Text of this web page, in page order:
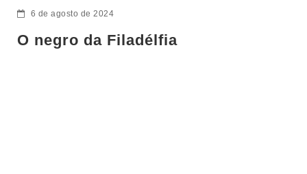
de 2024
da Filadélfia